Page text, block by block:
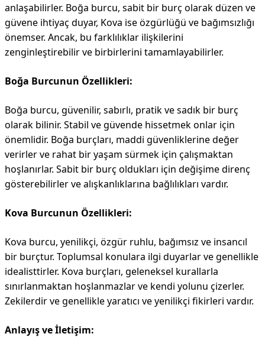
anlaşabilirler. Boğa burcu, sabit bir burç olarak düzen ve
güvene ihtiyaç duyar, Kova ise özgürlüğü ve bağımsızlığı
önemser. Ancak, bu farklılıklar ilişkilerini
zenginleştirebilir ve birbirlerini tamamlayabilirler.
Boğa Burcunun Özellikleri:
Boğa burcu, güvenilir, sabırlı, pratik ve sadık bir burç
olarak bilinir. Stabil ve güvende hissetmek onlar için
önemlidir. Boğa burçları, maddi güvenliklerine değer
verirler ve rahat bir yaşam sürmek için çalışmaktan
hoşlanırlar. Sabit bir burç oldukları için değişime direnç
gösterebilirler ve alışkanlıklarına bağlılıkları vardır.
Kova Burcunun Özellikleri:
Kova burcu, yenilikçi, özgür ruhlu, bağımsız ve insancıl
bir burçtur. Toplumsal konulara ilgi duyarlar ve genellikle
idealisttirler. Kova burçları, geleneksel kurallarla
sınırlanmaktan hoşlanmazlar ve kendi yolunu çizerler.
Zekilerdir ve genellikle yaratıcı ve yenilikçi fikirleri vardır.
Anlayış ve İletişim: